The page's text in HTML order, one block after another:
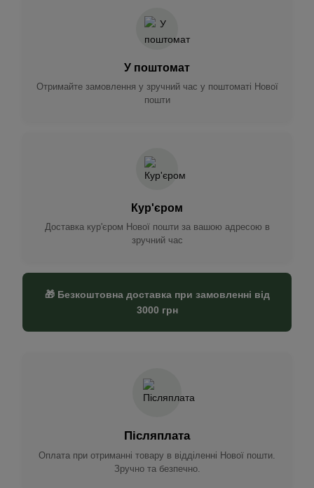
У поштомат
Отримайте замовлення у зручний час у поштоматі Нової
пошти
Кур'єром
Доставка кур'єром Нової пошти за вашою адресою в
зручний час
🎁 Безкоштовна доставка при замовленні від
3000 грн
Післяплата
Оплата при отриманні товару в відділенні Нової пошти.
Зручно та безпечно.